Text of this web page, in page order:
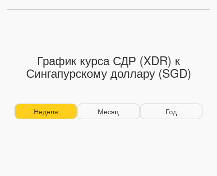
График курса СДР (XDR) к
Сингапурскому доллару (SGD)
Неделя Месяц Год